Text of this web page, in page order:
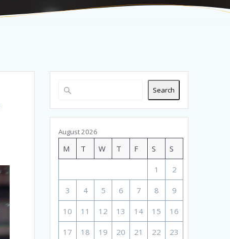
Search
August 2026
M T W T F S S
1 2
3 4 5 6 7 8 9
10 11 12 13 14 15 16
17 18 19 20 21 22 23